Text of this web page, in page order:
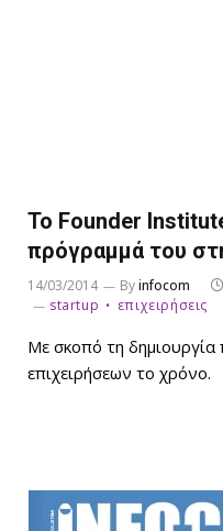
Το Founder
πρόγραμμά του
14/03/2014 Byinfocom
startup
επιχειρήσεις
Με σκοπό τη
επιχειρήσεων το χρόνο.